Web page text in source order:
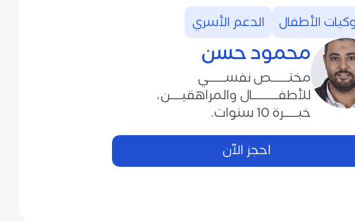
‬الأطفال الدعم‭ ‬الأسري
محمود‭ ‬حسن
‬خبـــــرة‭ ‬10‭ ‬سنوات‭.‬
احجز الآن